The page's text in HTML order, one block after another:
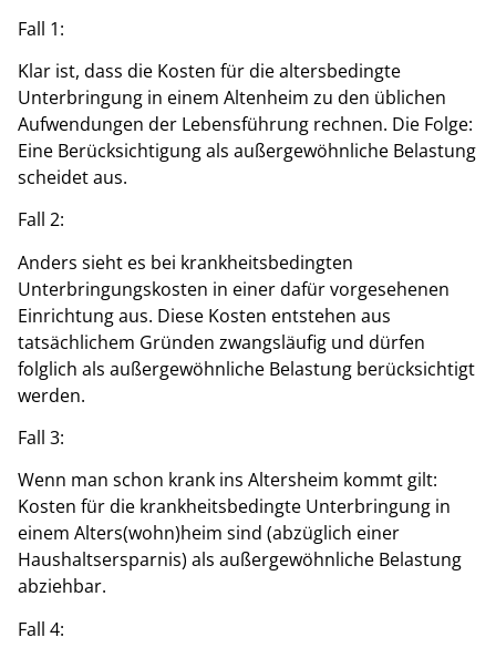
Fall 1:
Klar ist, dass die Kosten für die altersbedingte
Unterbringung in einem Altenheim zu den üblichen
Aufwendungen der Lebensführung rechnen. Die Folge:
Eine Berücksichtigung als außergewöhnliche Belastung
scheidet aus.
Fall 2:
Anders sieht es bei krankheitsbedingten
Unterbringungskosten in einer dafür vorgesehenen
Einrichtung aus. Diese Kosten entstehen aus
tatsächlichem Gründen zwangsläufig und dürfen
folglich als außergewöhnliche Belastung berücksichtigt
werden.
Fall 3:
Wenn man schon krank ins Altersheim kommt gilt:
Kosten für die krankheitsbedingte Unterbringung in
einem Alters(wohn)heim sind (abzüglich einer
Haushaltsersparnis) als außergewöhnliche Belastung
abziehbar.
Fall 4: